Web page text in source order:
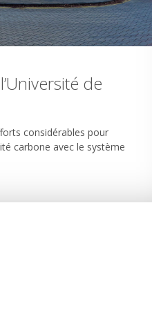
de
considérables pour
carbone avec le système